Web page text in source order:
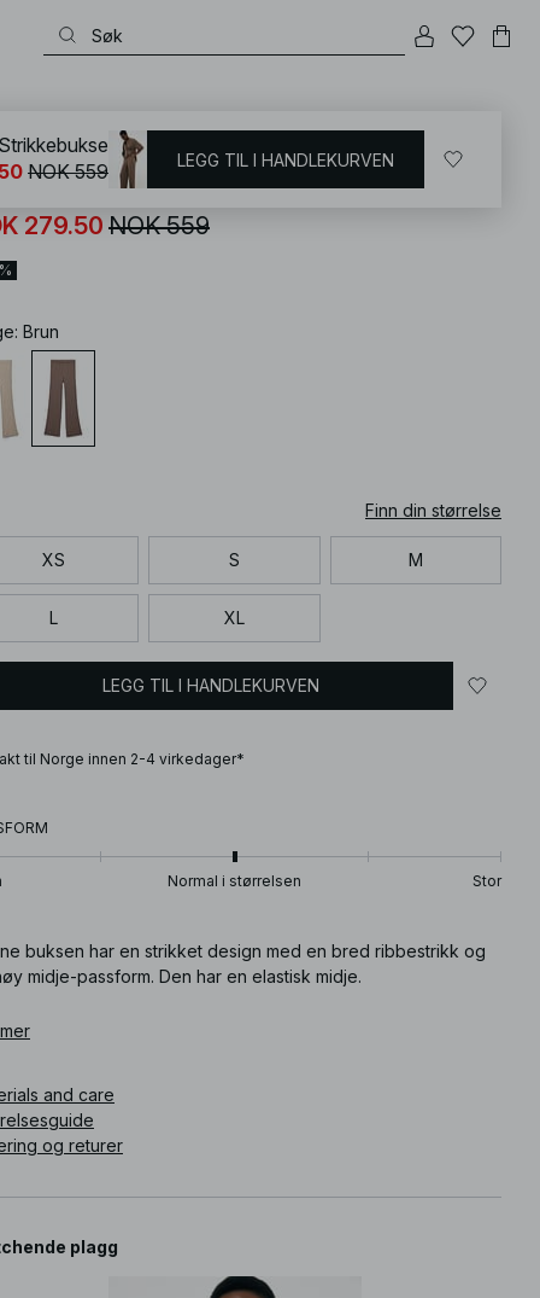
279.50 NOK 559
: Brun
Finn din størrelse
XS S M
L XL
LEGG TIL I HANDLEKURVEN
til Norge innen 2-4 virkedager*
Normal i størrelsen Stor
buksen har en strikket design med en bred ribbestrikk og
midje-passform. Den har en elastisk midje.
and care
og returer
plagg
Strikkebukse
NOK 559 LEGG TIL I HANDLEKURVEN